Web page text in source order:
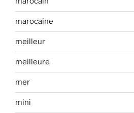
marocaine
meilleur
meilleure
mer
mini